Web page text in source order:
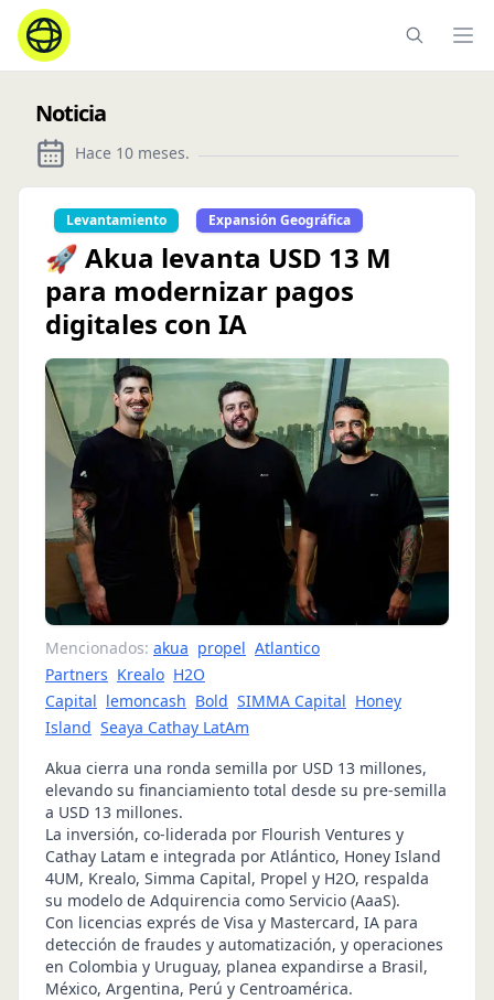
Noticia
Hace 10 meses.
Levantamiento Expansión Geográfica
🚀 Akua levanta USD 13 M
para modernizar pagos
digitales con IA
Mencionados: akua propel Atlantico
Partners Krealo H2O
Capital lemoncash Bold SIMMA Capital Honey
Island Seaya Cathay LatAm
Akua cierra una ronda semilla por USD 13 millones,
elevando su financiamiento total desde su pre-semilla
a USD 13 millones.
La inversión, co-liderada por Flourish Ventures y
Cathay Latam e integrada por Atlántico, Honey Island
4UM, Krealo, Simma Capital, Propel y H2O, respalda
su modelo de Adquirencia como Servicio (AaaS).
Con licencias exprés de Visa y Mastercard, IA para
detección de fraudes y automatización, y operaciones
en Colombia y Uruguay, planea expandirse a Brasil,
México, Argentina, Perú y Centroamérica.